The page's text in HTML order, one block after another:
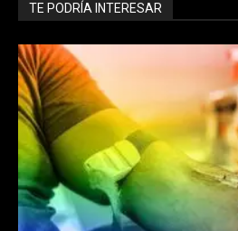
TE PODRÍA INTERESAR